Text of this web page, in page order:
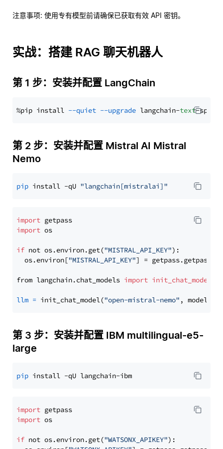
注意事项: 使用专有模型前请确保已获取有效 API 密钥。
实战：搭建 RAG 聊天机器人
第 1 步：安装并配置 LangChain
%pip install --quiet --upgrade langchain-text
第 2 步：安装并配置 Mistral AI Mistral
Nemo
pip install -qU "langchain[mistralai]"
import
import os
if not os.environ.get("MISTRAL_API_KEY"):
  os.environ[
"MISTRAL_API_KEY"] = getpass.getpass(
from langchain.chat_models import init_chat_model
llm = init_chat_model("open-mistral-nemo" ,
第 3 步：安装并配置 IBM multilingual-e5-
large
pip
import
import os
if not os.environ.get("WATSONX_APIKEY"):